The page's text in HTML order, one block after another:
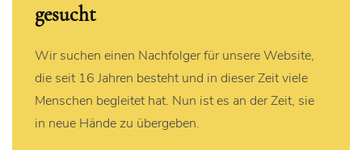
gesucht
Wir suchen einen Nachfolger für unsere Website,
die seit 16 Jahren besteht und in dieser Zeit viele
Menschen begleitet hat. Nun ist es an der Zeit, sie
in neue Hände zu übergeben.